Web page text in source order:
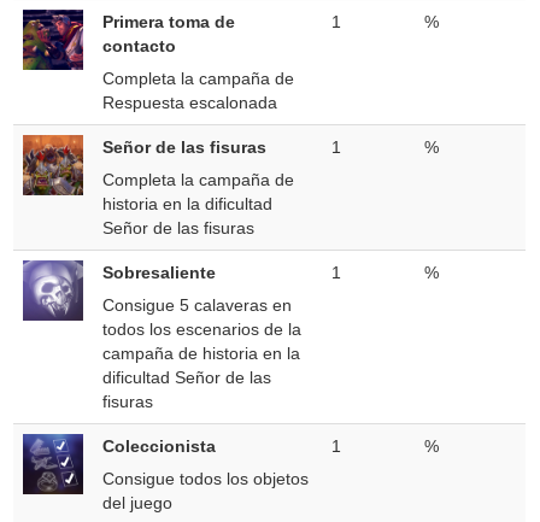
Primera toma de
contacto
Completa la campaña de
Respuesta escalonada
1 %
Señor de las fisuras
Completa la campaña de
historia en la dificultad
Señor de las fisuras
1 %
Sobresaliente
Consigue 5 calaveras en
todos los escenarios de la
campaña de historia en la
dificultad Señor de las
fisuras
1 %
Coleccionista
Consigue todos los objetos
del juego
1 %